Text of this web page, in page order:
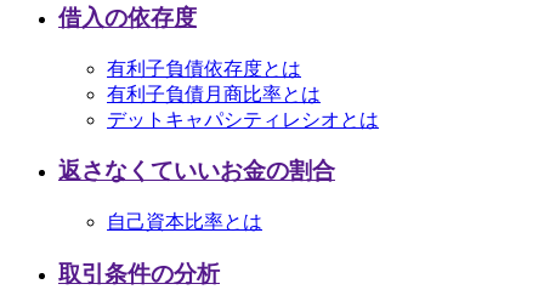
借入の依存度
有利子負債依存度とは
有利子負債月商比率とは
デットキャパシティレシオとは
返さなくていいお金の割合
自己資本比率とは
取引条件の分析